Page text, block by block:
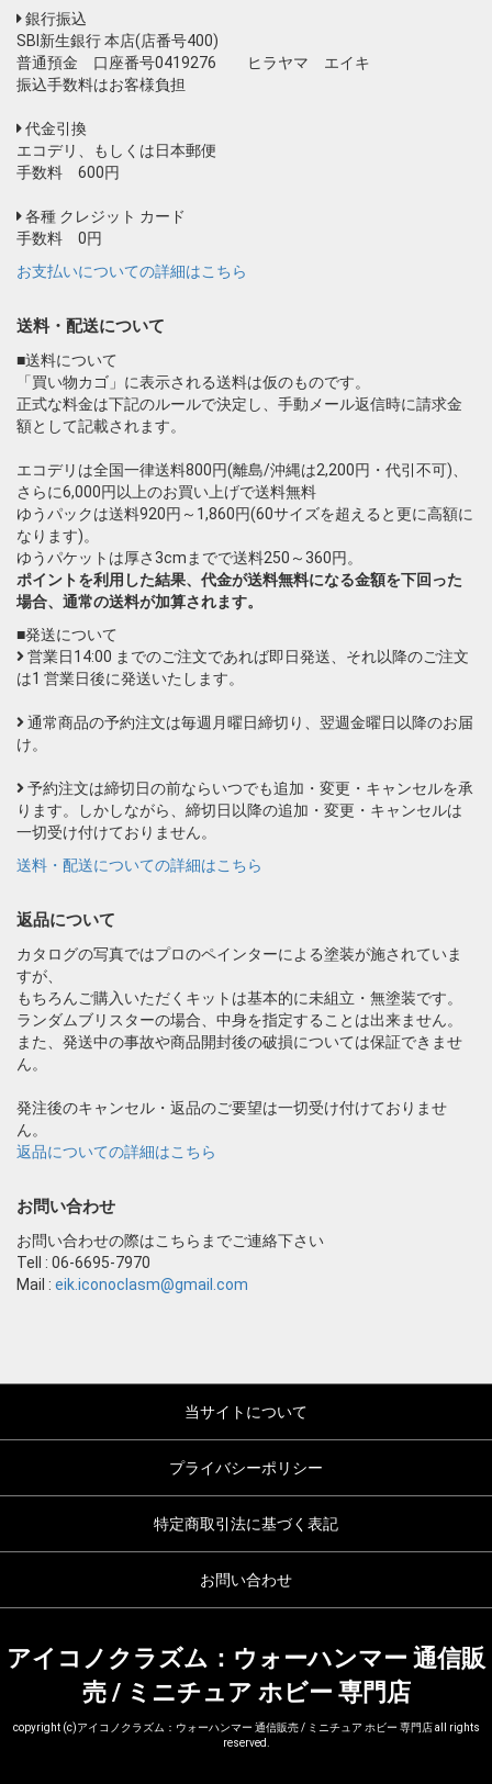
銀行振込
SBI新生銀行 本店(店番号400)
普通預金 口座番号0419276 ヒラヤマ エイキ
振込手数料はお客様負担
代金引換
エコデリ、もしくは日本郵便
手数料 600円
各種 クレジット カード
手数料 0円
お支払いについての詳細はこちら
送料・配送について
■送料について
「買い物カゴ」に表示される送料は仮のものです。
正式な料金は下記のルールで決定し、手動メール返信時に請求金
額として記載されます。
エコデリは全国一律送料800円(離島/沖縄は2,200円・代引不可)、
さらに6,000円以上のお買い上げで送料無料
ゆうパックは送料920円～1,860円(60サイズを超えると更に高額に
なります)。
ゆうパケットは厚さ3cmまでで送料250～360円。
ポイントを利用した結果、代金が送料無料になる金額を下回った
場合、通常の送料が加算されます。
■発送について
営業日14:00 までのご注文であれば即日発送、それ以降のご注文
は1 営業日後に発送いたします。
通常商品の予約注文は毎週月曜日締切り、翌週金曜日以降のお届
け。
予約注文は締切日の前ならいつでも追加・変更・キャンセルを承
ります。しかしながら、締切日以降の追加・変更・キャンセルは
一切受け付けておりません。
送料・配送についての詳細はこちら
返品について
カタログの写真ではプロのペインターによる塗装が施されていま
すが、
もちろんご購入いただくキットは基本的に未組立・無塗装です。
ランダムブリスターの場合、中身を指定することは出来ません。
また、発送中の事故や商品開封後の破損については保証できませ
ん。
発注後のキャンセル・返品のご要望は一切受け付けておりませ
ん。
返品についての詳細はこちら
お問い合わせ
お問い合わせの際はこちらまでご連絡下さい
Tell : 06-6695-7970
Mail : eik.iconoclasm@gmail.com
当サイトについて
プライバシーポリシー
特定商取引法に基づく表記
お問い合わせ
アイコノクラズム：ウォーハンマー 通信販
売 / ミニチュア ホビー 専門店
copyright (c)アイコノクラズム：ウォーハンマー 通信販売 / ミニチュア ホビー 専門店 all rights
reserved.